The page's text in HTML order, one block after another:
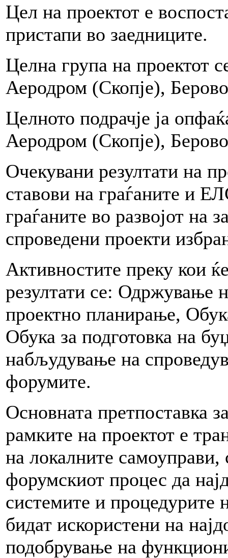
Цел на проектот е
пристапи во заедниците.
Целна група на проектот
Аеродром (Скопје),
Целното подрачје ја
Аеродром (Скопје),
Очекувани резултати на
ставови на граѓаните и
граѓаните во развојот на
спроведени проекти
Активностите преку кои
резултати се: Одржување
проектно планирање,
Обука за подготовка на
набљудување на
форумите.
Основната претпоставка
рамките на проектот е
на локалните
форумскиот процес да
системите и процедурите
бидат искористени на
подобрување на